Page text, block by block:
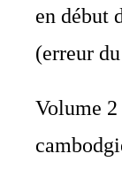
en début
(erreur
Volume